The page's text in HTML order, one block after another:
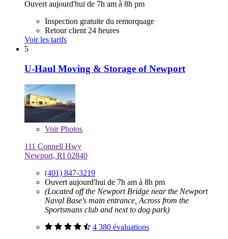
Ouvert aujourd'hui de 7h am à 8h pm
Inspection gratuite du remorquage
Retour client 24 heures
Voir les tarifs
5
U-Haul Moving & Storage of Newport
VoirPhotos
111 Connell Hwy
Newport, RI 02840
(401) 847-3219
Ouvert aujourd'hui de 7h am à 8h pm
(Located off the Newport Bridge near the Newport
Naval Base's main entrance, Across from the
Sportsmans club and next to dog park)
4 380 évaluations